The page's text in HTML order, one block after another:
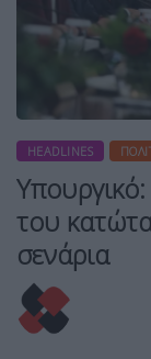
HEADLINES
του
σενάρια